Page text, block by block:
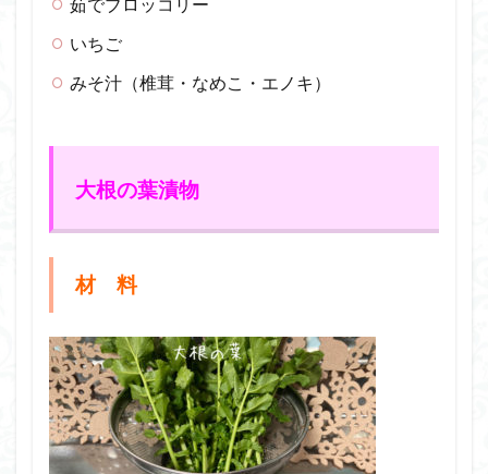
茹でブロッコリー
いちご
みそ汁（椎茸・なめこ・エノキ）
大根の葉漬物
材 料